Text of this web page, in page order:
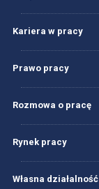
Kariera w pracy
Prawo pracy
Rozmowa o pracę
Rynek pracy
Własna działalność